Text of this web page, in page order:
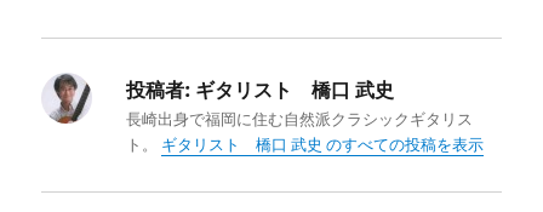
投稿者: ギタリスト 橋口 武史
長崎出身で福岡に住む自然派クラシックギタリス
ト。 ギタリスト 橋口 武史 のすべての投稿を表示